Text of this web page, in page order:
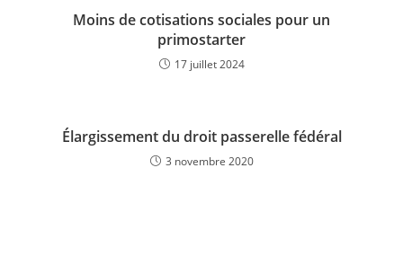
Moins de cotisations sociales pour un
primostarter
17 juillet 2024
Élargissement du droit passerelle fédéral
3 novembre 2020